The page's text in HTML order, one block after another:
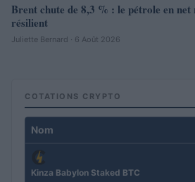
Brent chute de 8,3 % : le pétrole en
résilient
Juliette Bernard · 6 Août 2026
COTATIONS CRYPTO
Nom
Kinza Babylon Staked BTC